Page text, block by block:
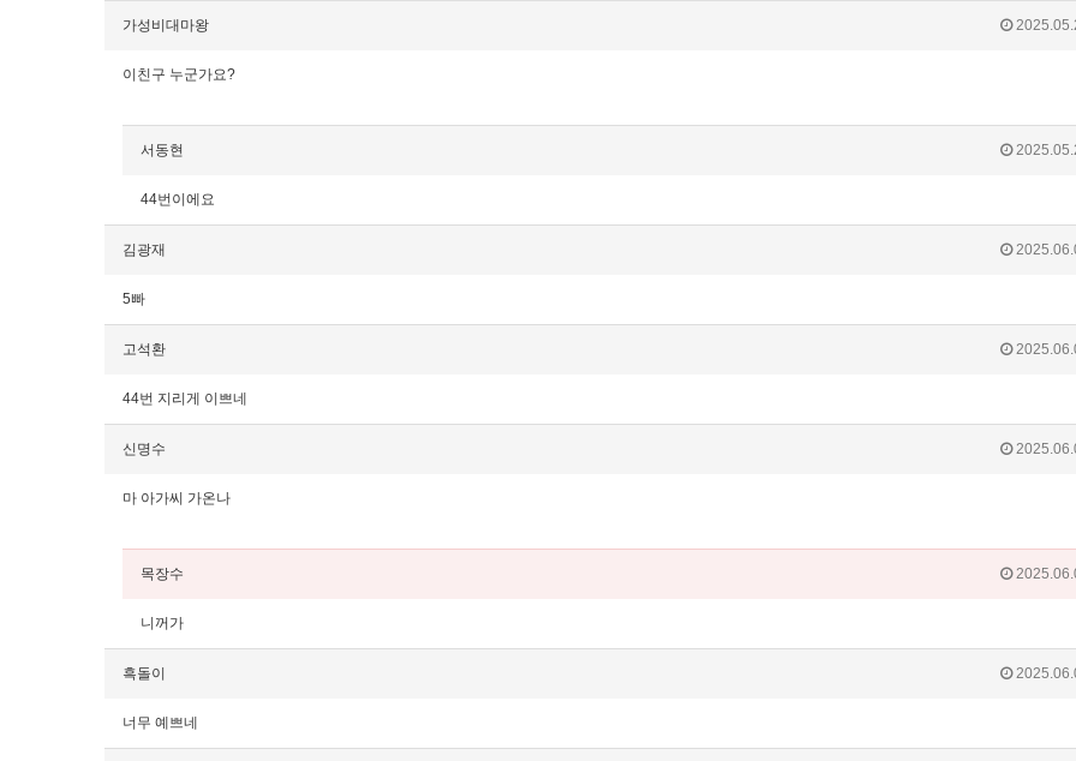
가성비대마왕
이친구 누군가요?
서동현
44번이에요
김광재
5빠
고석환
44번 지리게 이쁘네
신명수
마 아가씨 가온나
목장수
니꺼가
흑돌이
너무 예쁘네